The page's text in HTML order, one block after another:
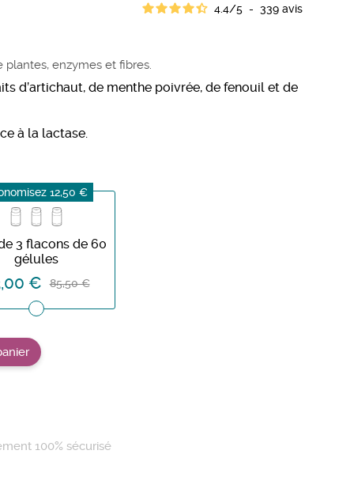
4.4/5 - 339 avis
enzymes et fibres.
d’artichaut, de menthe poivrée, de fenouil et de
à la lactase.
12,50 €
3 flacons de 60
gélules
€ 85,50 €
100% sécurisé